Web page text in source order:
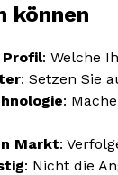
können
Profil: Welche
: Setzen Sie
:
Markt:
: Nicht die